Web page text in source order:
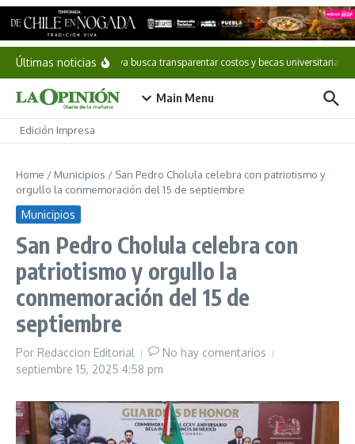
Saltar al contenido
Últimas noticiasIniciativa busca transparentar costos y becas universitarias
Main Menu
Edición Impresa
Home / Municipios / San Pedro Cholula celebra con patriotismo y
orgullo la conmemoración del 15 de septiembre
Municipios
San Pedro Cholula celebra con
patriotismo y orgullo la
conmemoración del 15 de
septiembre
Por Redaccion Editorial
No hay comentarios
septiembre 15, 2025 4:58 pm